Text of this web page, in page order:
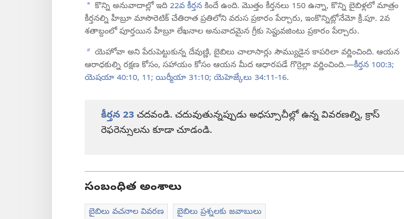
a కొన్ని అనువాదాల్లో ఇది 22వ కీర్తన కిందే ఉంది. మొత్తం కీర్తనలు 150 ఉన్నా, కొన్ని బైబిళ్లలో మాత్రం
కీర్తనల్ని హీబ్రూ మాసొరెటిక్‌ చేతిరాత ప్రతిలోని వరుస ప్రకారం పేర్చారు, ఇంకొన్నిట్లోనేమో క్రీ.పూ. 2వ
శతాబ్దంలో పూర్తయిన హీబ్రూ లేఖనాల అనువాదమైన గ్రీకు సెప్టువజింటు ప్రకారం పేర్చారు.
b యెహోవా అని పేరుపెట్టుకున్న దేవుణ్ణి, బైబిలు చాలాసార్లు సౌమ్యుడైన కాపరిలా వర్ణించింది. ఆయన
ఆరాధకుల్ని రక్షణ కోసం, సహాయం కోసం ఆయన మీద ఆధారపడే గొర్రెల్లా వర్ణించింది.—కీర్తన 100:3;
యెషయా 40:10, 11; యిర్మీయా 31:10; యెహెజ్కేలు 34:11-16.
కీర్తన 23 చదవండి. చదువుతున్నప్పుడు అధస్సూచీల్లో ఉన్న వివరణల్ని, క్రాస్‌
రెఫరెన్సులను కూడా చూడండి.
సంబంధిత అంశాలు
బైబిలు వచనాల వివరణ బైబిలు ప్రశ్నలకు జవాబులు